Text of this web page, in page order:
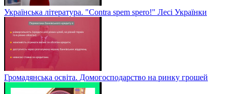
Українська література. "Contra spem spero!" Лесі Українки
Громадянська освіта. Домогосподарство на ринку грошей